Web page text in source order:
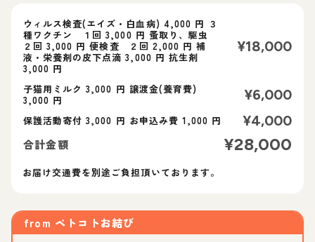
ウィルス検査(エイズ・白血病) 4,000 円 ３
種ワクチン １回 3,000 円 蚤取り、駆虫
２回 3,000 円 便検査 ２回 2,000 円 補
液・栄養剤の皮下点滴 3,000 円 抗生剤
3,000 円
¥18,000
子猫用ミルク 3,000 円 譲渡金(養育費)
3,000 円
¥6,000
保護活動寄付 3,000 円 お申込み費 1,000 円 ¥4,000
合計金額 ¥28,000
お届け交通費を別途ご負担頂いております。
from ペトコトお結び